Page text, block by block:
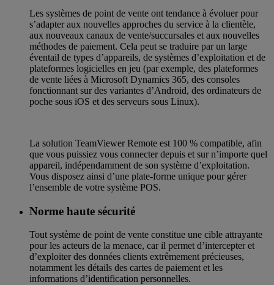
Les systèmes de point de vente ont tendance à évoluer pour
s’adapter aux nouvelles approches du service à la clientèle,
aux nouveaux canaux de vente/succursales et aux nouvelles
méthodes de paiement. Cela peut se traduire par un large
éventail de types d’appareils, de systèmes d’exploitation et de
plateformes logicielles en jeu (par exemple, des plateformes
de vente liées à Microsoft Dynamics 365, des consoles
fonctionnant sur des variantes d’Android, des ordinateurs de
poche sous iOS et des serveurs sous Linux).
La solution TeamViewer Remote est 100 % compatible, afin
que vous puissiez vous connecter depuis et sur n’importe quel
appareil, indépendamment de son système d’exploitation.
Vous disposez ainsi d’une plate-forme unique pour gérer
l’ensemble de votre système POS.
Norme haute sécurité
Tout système de point de vente constitue une cible attrayante
pour les acteurs de la menace, car il permet d’intercepter et
d’exploiter des données clients extrêmement précieuses,
notamment les détails des cartes de paiement et les
informations d’identification personnelles.